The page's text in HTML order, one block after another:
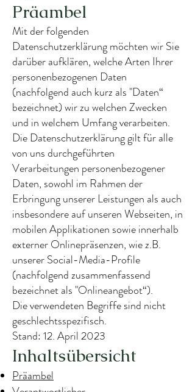
Präambel
Mit der folgenden
Datenschutzerklärung möchten wir Sie
darüber aufklären, welche Arten Ihrer
personenbezogenen Daten
(nachfolgend auch kurz als "Daten“
bezeichnet) wir zu welchen Zwecken
und in welchem Umfang verarbeiten.
Die Datenschutzerklärung gilt für alle
von uns durchgeführten
Verarbeitungen personenbezogener
Daten, sowohl im Rahmen der
Erbringung unserer Leistungen als auch
insbesondere auf unseren Webseiten, in
mobilen Applikationen sowie innerhalb
externer Onlinepräsenzen, wie z.B.
unserer Social-Media-Profile
(nachfolgend zusammenfassend
bezeichnet als "Onlineangebot“).
Die verwendeten Begriffe sind nicht
geschlechtsspezifisch.
Stand: 12. April 2023
Inhaltsübersicht
Präambel